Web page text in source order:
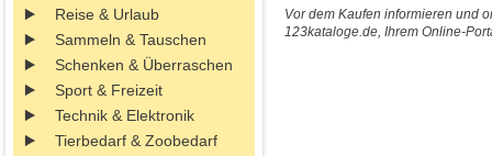
Reise & Urlaub
Sammeln & Tauschen
Schenken & Überraschen
Sport & Freizeit
Technik & Elektronik
Tierbedarf & Zoobedarf
Vor dem Kaufen informieren und
123kataloge.de, Ihrem Online-